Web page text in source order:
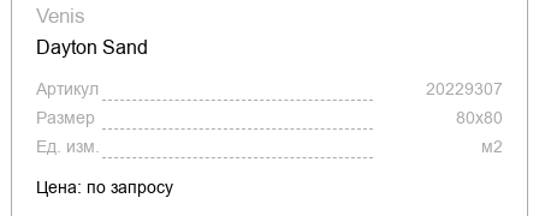
Venis
Dayton Sand
Артикул
20229307
Размер
80x80
Ед. изм.
м2
Цена: по запросу